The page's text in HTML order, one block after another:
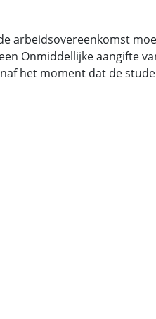
arbeidsovereenkomst
Onmiddellijke aangifte
het moment dat de